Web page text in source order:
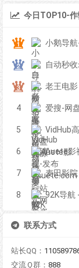
今日TOP10-作
小鹅导
自动秒
老王电影
4
5 VidHub
6 Auete影
7 麦田影院
8 92K导航
联系方式
站长QQ：
交流Ｑ群： 888